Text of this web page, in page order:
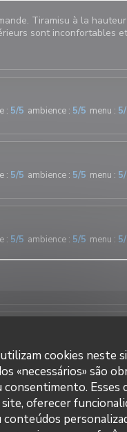
cookies neste
«necessários» são
Esses
site, oferecer
Tiramisu à la
sont inconfortables
: 5/5 ambience : 5/5 menu : 5
: 5/5 ambience : 5/5 menu : 5
: 5/5 ambience : 5/5 menu : 5
délicieux !!!